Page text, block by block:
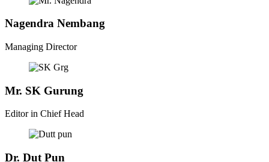
Nagendra Nembang
Managing Director
Mr. SK Gurung
Editor in Chief Head
Dr. Dut Pun